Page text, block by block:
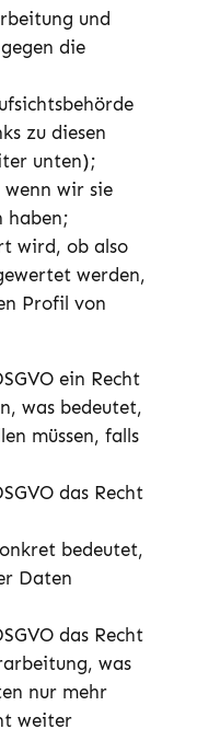
und
die
zu diesen
unten);
wir sie
haben;
wird, ob also
werden,
Profil von
ein Recht
was bedeutet,
müssen, falls
das Recht
bedeutet,
Daten
das Recht
was
nur mehr
weiter